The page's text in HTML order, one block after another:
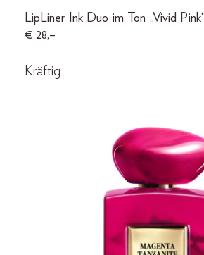
LipLiner Ink Duo im Ton „Vivid
€ 28,–
Kräftig